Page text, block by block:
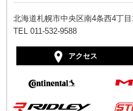
北海道札幌市中央区南4条西4丁
TEL 011-532-9588
アクセス